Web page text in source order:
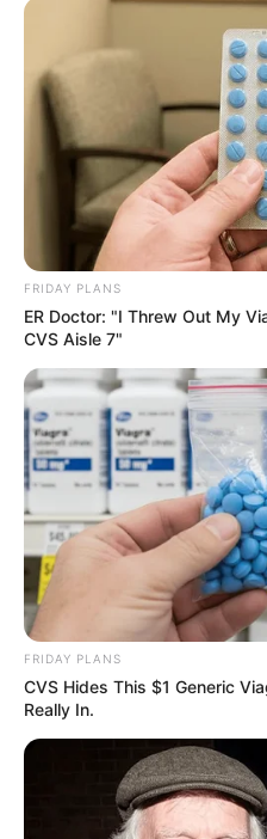
ราศีเมถุน (15 มิถุนายน –
ความรักเริ่มก่อตัวจากควา
รักหวานน่าอิจฉา คนโสดไ
กลายเป็นมือที่สามโดยไม่
โสดนับเป็นการเริ่มต้นคว
สารภาพความในใจได้รู้สึกดี
แล้วได้ของขวัญถูกใจ แต่ส
จะเกิดเรื่องวุ่นวายไม่ไว้วาง
แรงไม่มีตก ดูมีชีวิตชีวาเป็น
ไปออกเดท ได้ประสบการ
แล้วจี๋จ๋า วางแผนอนาคตร่ว
ราศีกรกฎ (16 กรกฎาคม
ความรักเจ้าเสน่ห์ ทั้งเพศ
ตัดสินใจยากเหมือนกัน ช่ว
รักแล้วก็ต้องอดไปตามระเ
มีมือที่สาม ถ้ามีปากเสียงก็
ฟ้าหลังฝน รักสดใส เข้าใจ
คนโสดมีอะไรใหม่ๆให้ได้ชุ่ม
มากไปก็ผิดหวัง แต่ถ้ามีคน
เอาใจเขามาใส่ใจเรา ให้มา
FRIDAY PLANS
ER Doctor: "I Threw Out My
CVS Aisle 7"
FRIDAY PLANS
CVS Hides This $1 Generic
Really In.